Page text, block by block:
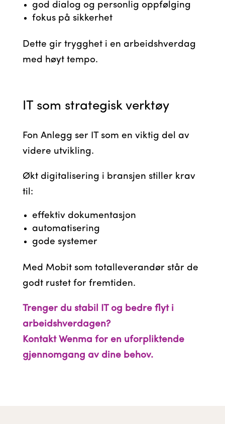
god dialog og personlig oppfølging
fokus på sikkerhet
Dette gir trygghet i en arbeidshverdag
med høyt tempo.
IT som strategisk verktøy
Fon Anlegg ser IT som en viktig del av
videre utvikling.
Økt digitalisering i bransjen stiller krav
til:
effektiv dokumentasjon
automatisering
gode systemer
Med Mobit som totalleverandør står de
godt rustet for fremtiden.
Trenger du stabil IT og bedre flyt i
arbeidshverdagen?
Kontakt Wenma for en uforpliktende
gjennomgang av dine behov.